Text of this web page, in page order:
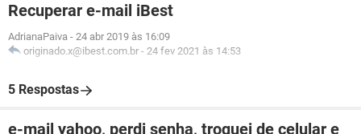
Recuperar e-mail iBest
AdrianaPaiva - 24 abr 2019 às 16:09
originado.x@ibest.com.br - 24 fev 2021 às 14:53
5 Respostas
e-mail yahoo, perdi senha, troquei de celular e